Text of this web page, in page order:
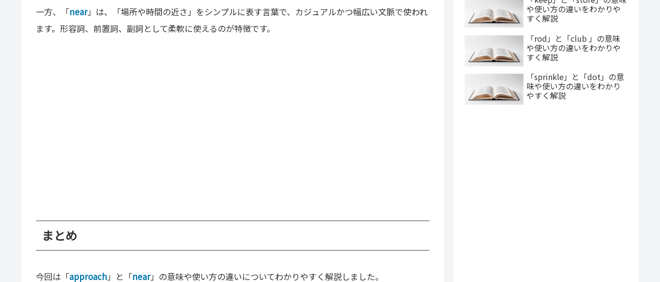
一方、「near」は、「場所や時間の近さ」をシンプルに表す言葉で、カジュアルかつ幅広い文脈で使われ
ます。形容詞、前置詞、副詞として柔軟に使えるのが特徴です。
まとめ
今回は「approach」と「near」の意味や使い方の違いについてわかりやすく解説しました。
や使い方の違いをわかりや
すく解説
「rod」と「club 」の意味
や使い方の違いをわかりや
すく解説
「sprinkle」と「dot」の意
味や使い方の違いをわかり
やすく解説